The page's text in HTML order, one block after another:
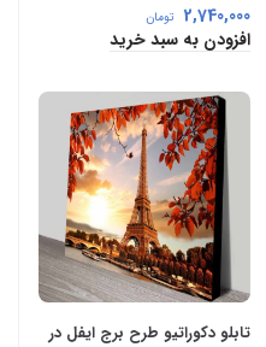
2,740,000 تومان
افزودن به سبد خرید
تابلو دکوراتیو طرح برج ایفل در